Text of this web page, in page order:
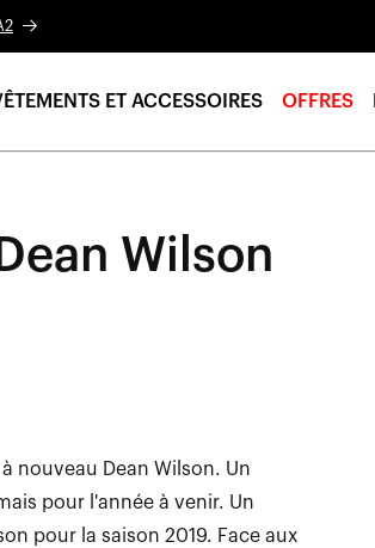
ET ACCESSOIRES OFFRES
Wilson
nouveau Dean Wilson. Un
pour l'année à venir. Un
pour la saison 2019. Face aux